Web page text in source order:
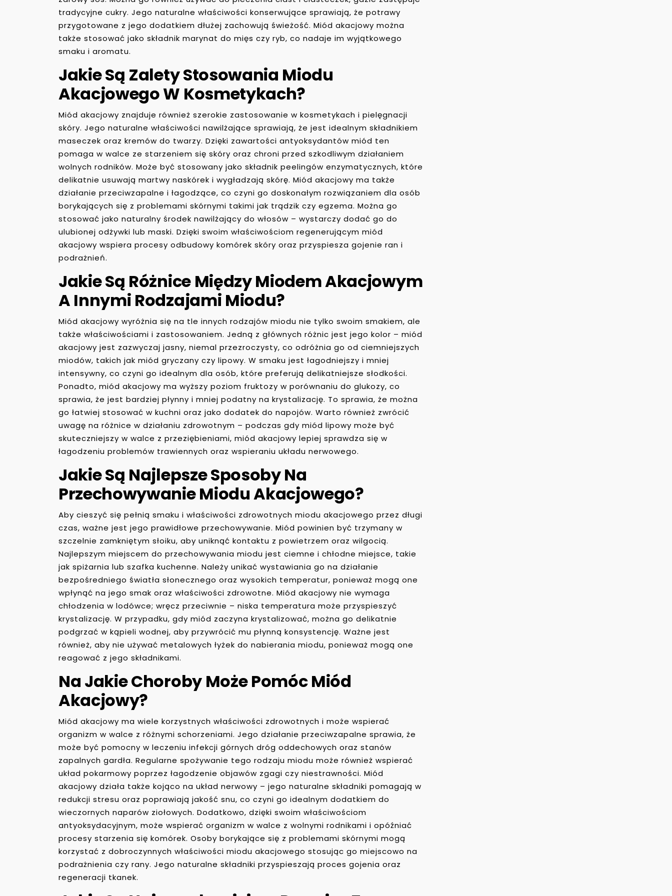
tradycyjne cukry. Jego naturalne właściwości konserwujące sprawiają, że potrawy
przygotowane z jego dodatkiem dłużej zachowują świeżość. Miód akacjowy można
także stosować jako składnik marynat do mięs czy ryb, co nadaje im wyjątkowego
smaku i aromatu.
Jakie Są Zalety Stosowania Miodu
Akacjowego W Kosmetykach?
Miód akacjowy znajduje również szerokie zastosowanie w kosmetykach i pielęgnacji
skóry. Jego naturalne właściwości nawilżające sprawiają, że jest idealnym składnikiem
maseczek oraz kremów do twarzy. Dzięki zawartości antyoksydantów miód ten
pomaga w walce ze starzeniem się skóry oraz chroni przed szkodliwym działaniem
wolnych rodników. Może być stosowany jako składnik peelingów enzymatycznych, które
delikatnie usuwają martwy naskórek i wygładzają skórę. Miód akacjowy ma także
działanie przeciwzapalne i łagodzące, co czyni go doskonałym rozwiązaniem dla osób
borykających się z problemami skórnymi takimi jak trądzik czy egzema. Można go
stosować jako naturalny środek nawilżający do włosów – wystarczy dodać go do
ulubionej odżywki lub maski. Dzięki swoim właściwościom regenerującym miód
akacjowy wspiera procesy odbudowy komórek skóry oraz przyspiesza gojenie ran i
podrażnień.
Jakie Są Różnice Między Miodem Akacjowym
A Innymi Rodzajami Miodu?
Miód akacjowy wyróżnia się na tle innych rodzajów miodu nie tylko swoim smakiem, ale
także właściwościami i zastosowaniem. Jedną z głównych różnic jest jego kolor – miód
akacjowy jest zazwyczaj jasny, niemal przezroczysty, co odróżnia go od ciemniejszych
miodów, takich jak miód gryczany czy lipowy. W smaku jest łagodniejszy i mniej
intensywny, co czyni go idealnym dla osób, które preferują delikatniejsze słodkości.
Ponadto, miód akacjowy ma wyższy poziom fruktozy w porównaniu do glukozy, co
sprawia, że jest bardziej płynny i mniej podatny na krystalizację. To sprawia, że można
go łatwiej stosować w kuchni oraz jako dodatek do napojów. Warto również zwrócić
uwagę na różnice w działaniu zdrowotnym – podczas gdy miód lipowy może być
skuteczniejszy w walce z przeziębieniami, miód akacjowy lepiej sprawdza się w
łagodzeniu problemów trawiennych oraz wspieraniu układu nerwowego.
Jakie Są Najlepsze Sposoby Na
Przechowywanie Miodu Akacjowego?
Aby cieszyć się pełnią smaku i właściwości zdrowotnych miodu akacjowego przez długi
czas, ważne jest jego prawidłowe przechowywanie. Miód powinien być trzymany w
szczelnie zamkniętym słoiku, aby uniknąć kontaktu z powietrzem oraz wilgocią.
Najlepszym miejscem do przechowywania miodu jest ciemne i chłodne miejsce, takie
jak spiżarnia lub szafka kuchenne. Należy unikać wystawiania go na działanie
bezpośredniego światła słonecznego oraz wysokich temperatur, ponieważ mogą one
wpłynąć na jego smak oraz właściwości zdrowotne. Miód akacjowy nie wymaga
chłodzenia w lodówce; wręcz przeciwnie – niska temperatura może przyspieszyć
krystalizację. W przypadku, gdy miód zaczyna krystalizować, można go delikatnie
podgrzać w kąpieli wodnej, aby przywrócić mu płynną konsystencję. Ważne jest
również, aby nie używać metalowych łyżek do nabierania miodu, ponieważ mogą one
reagować z jego składnikami.
Na Jakie Choroby Może Pomóc Miód
Akacjowy?
Miód akacjowy ma wiele korzystnych właściwości zdrowotnych i może wspierać
organizm w walce z różnymi schorzeniami. Jego działanie przeciwzapalne sprawia, że
może być pomocny w leczeniu infekcji górnych dróg oddechowych oraz stanów
zapalnych gardła. Regularne spożywanie tego rodzaju miodu może również wspierać
układ pokarmowy poprzez łagodzenie objawów zgagi czy niestrawności. Miód
akacjowy działa także kojąco na układ nerwowy – jego naturalne składniki pomagają w
redukcji stresu oraz poprawiają jakość snu, co czyni go idealnym dodatkiem do
wieczornych naparów ziołowych. Dodatkowo, dzięki swoim właściwościom
antyoksydacyjnym, może wspierać organizm w walce z wolnymi rodnikami i opóźniać
procesy starzenia się komórek. Osoby borykające się z problemami skórnymi mogą
korzystać z dobroczynnych właściwości miodu akacjowego stosując go miejscowo na
podrażnienia czy rany. Jego naturalne składniki przyspieszają proces gojenia oraz
regeneracji tkanek.